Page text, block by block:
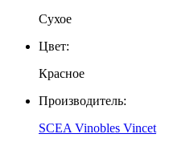
Сухое
Цвет:
Красное
Производитель:
SCEA Vinobles Vincet